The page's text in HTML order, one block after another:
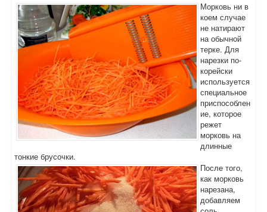
Морковь ни в
коем случае
не натирают
на обычной
терке. Для
нарезки по-
корейски
используется
специальное
приспособлен
ие, которое
режет
морковь на
длинные
тонкие брусочки.
После того,
как морковь
нарезана,
добавляем